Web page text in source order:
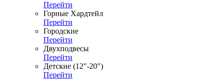
Перейти
Горные Хардтейл
Перейти
Городские
Перейти
Двухподвесы
Перейти
Детские (12"-20")
Перейти